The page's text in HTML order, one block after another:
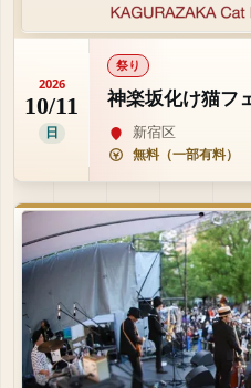
2026
10/11
日
祭り
神楽坂化け猫フ
新宿区
無料（一部有料）